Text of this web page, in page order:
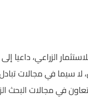
الزراعي،
سيما في مجالات تبادل
في مجالات البحث